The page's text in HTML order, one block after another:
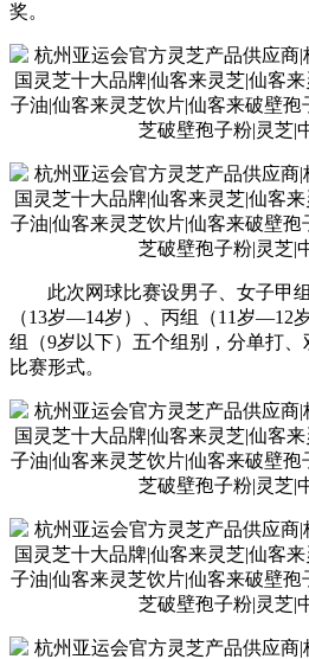
奖。
此次网球比赛设男子、女子甲
（13岁—14岁）、丙组（11岁—12
组（9岁以下）五个组别，分单打
比赛形式。